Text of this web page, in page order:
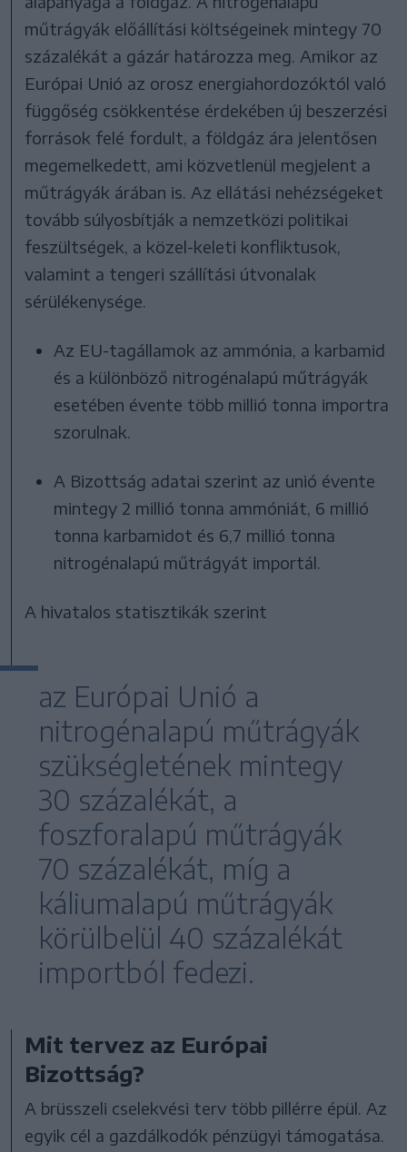
műtrágyák előállítási költségeinek mintegy 70
százalékát a gázár határozza meg. Amikor az
Európai Unió az orosz energiahordozóktól való
függőség csökkentése érdekében új beszerzési
források felé fordult, a földgáz ára jelentősen
megemelkedett, ami közvetlenül megjelent a
műtrágyák árában is. Az ellátási nehézségeket
tovább súlyosbítják a nemzetközi politikai
feszültségek, a közel-keleti konfliktusok,
valamint a tengeri szállítási útvonalak
sérülékenysége.
Az EU-tagállamok az ammónia, a karbamid
és a különböző nitrogénalapú műtrágyák
esetében évente több millió tonna importra
szorulnak.
A Bizottság adatai szerint az unió évente
mintegy 2 millió tonna ammóniát, 6 millió
tonna karbamidot és 6,7 millió tonna
nitrogénalapú műtrágyát importál.
A hivatalos statisztikák szerint
az Európai Unió a
nitrogénalapú műtrágyák
szükségletének mintegy
30 százalékát, a
foszforalapú műtrágyák
70 százalékát, míg a
káliumalapú műtrágyák
körülbelül 40 százalékát
importból fedezi.
Mit tervez az Európai
Bizottság?
A brüsszeli cselekvési terv több pillérre épül. Az
egyik cél a gazdálkodók pénzügyi támogatása.